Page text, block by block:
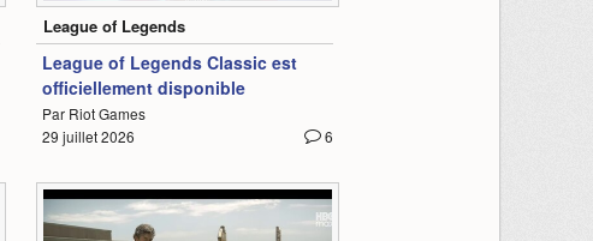
League of Legends
League of Legends Classic est
officiellement disponible
Par Riot Games
6
29 juillet 2026